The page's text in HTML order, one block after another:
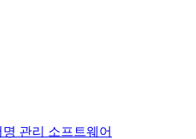
관리 소프트웨어